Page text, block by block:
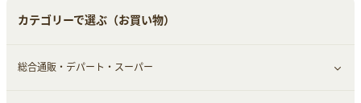
カテゴリーで選ぶ（お買い物）
総合通販・デパート・スーパー